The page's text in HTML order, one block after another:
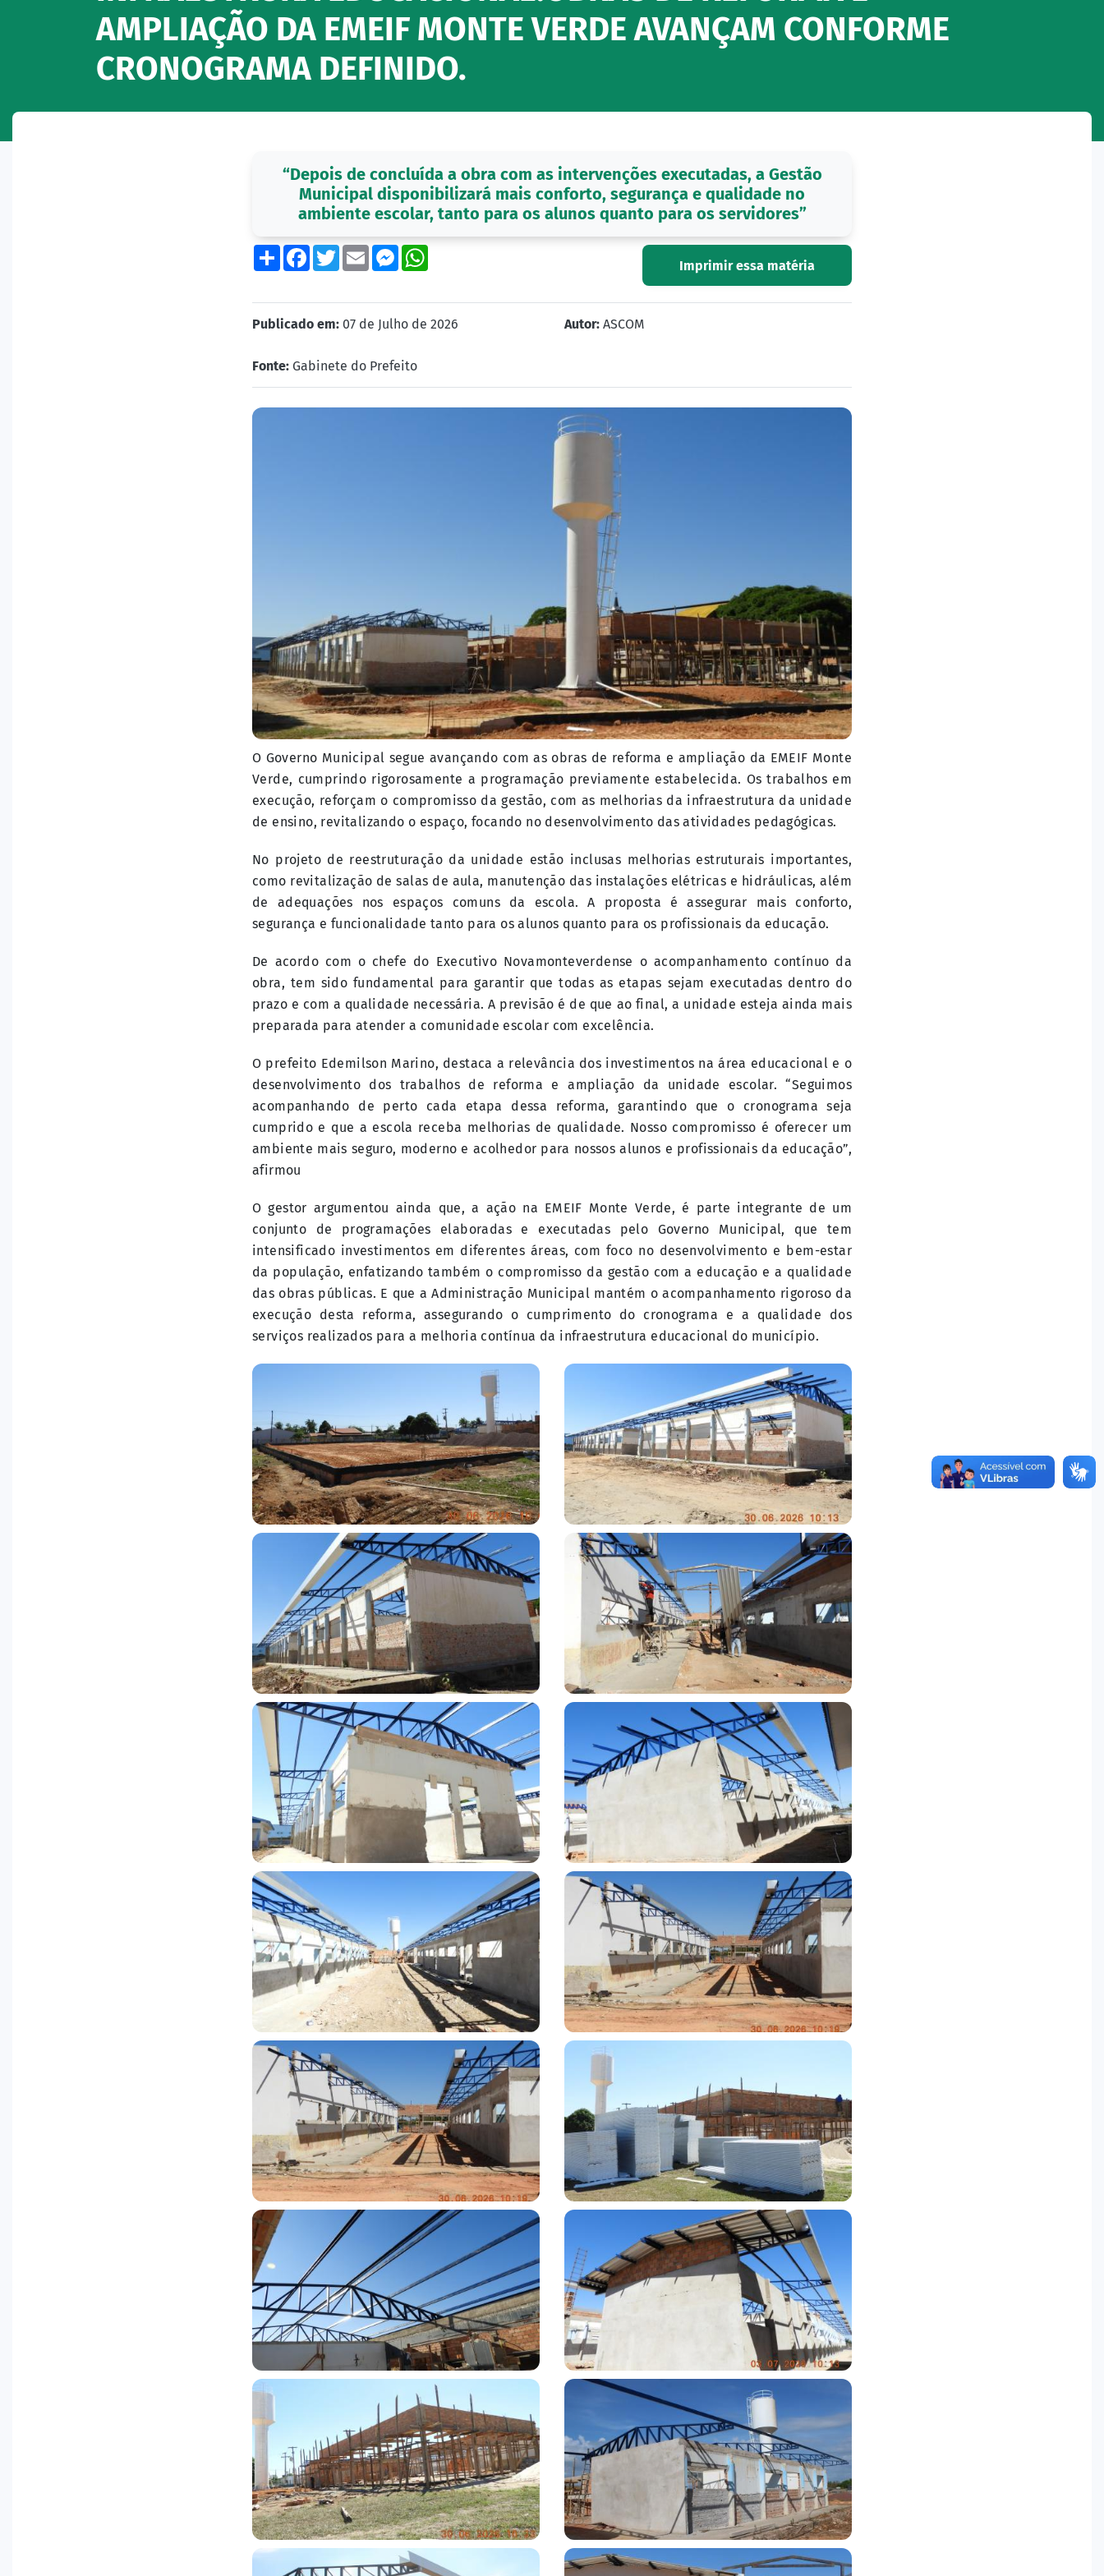
AMPLIAÇÃO DA EMEIF MONTE VERDE AVANÇAM CONFORME
CRONOGRAMA DEFINIDO.
“Depois de concluída a obra com as intervenções executadas, a Gestão
Municipal disponibilizará mais conforto, segurança e qualidade no
ambiente escolar, tanto para os alunos quanto para os servidores”
ShareFacebook
TwitterEmailMessenger
Imprimir essa matéria
Publicado em: 07 de Julho de 2026 Autor: ASCOM
Fonte: Gabinete do Prefeito
O Governo Municipal segue avançando com as obras de reforma e ampliação da EMEIF Monte
Verde, cumprindo rigorosamente a programação previamente estabelecida. Os trabalhos em
execução, reforçam o compromisso da gestão, com as melhorias da infraestrutura da unidade
de ensino, revitalizando o espaço, focando no desenvolvimento das atividades pedagógicas.
No projeto de reestruturação da unidade estão inclusas melhorias estruturais importantes,
como revitalização de salas de aula, manutenção das instalações elétricas e hidráulicas, além
de adequações nos espaços comuns da escola. A proposta é assegurar mais conforto,
segurança e funcionalidade tanto para os alunos quanto para os profissionais da educação.
De acordo com o chefe do Executivo Novamonteverdense o acompanhamento contínuo da
obra, tem sido fundamental para garantir que todas as etapas sejam executadas dentro do
prazo e com a qualidade necessária. A previsão é de que ao final, a unidade esteja ainda mais
preparada para atender a comunidade escolar com excelência.
O prefeito Edemilson Marino, destaca a relevância dos investimentos na área educacional e o
desenvolvimento dos trabalhos de reforma e ampliação da unidade escolar. “Seguimos
acompanhando de perto cada etapa dessa reforma, garantindo que o cronograma seja
cumprido e que a escola receba melhorias de qualidade. Nosso compromisso é oferecer um
ambiente mais seguro, moderno e acolhedor para nossos alunos e profissionais da educação”,
afirmou
O gestor argumentou ainda que, a ação na EMEIF Monte Verde, é parte integrante de um
conjunto de programações elaboradas e executadas pelo Governo Municipal, que tem
intensificado investimentos em diferentes áreas, com foco no desenvolvimento e bem-estar
da população, enfatizando também o compromisso da gestão com a educação e a qualidade
das obras públicas. E que a Administração Municipal mantém o acompanhamento rigoroso da
execução desta reforma, assegurando o cumprimento do cronograma e a qualidade dos
serviços realizados para a melhoria contínua da infraestrutura educacional do município.